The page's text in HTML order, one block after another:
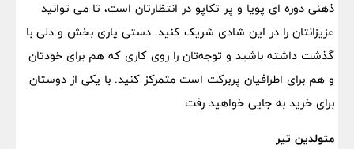
ذهنی دوره ای پویا و پر تکاپو در انتظارتان است، تا می توانید
عزیزانتان را در این شادی شریک کنید. دستی یاری بخش و دلی با
گذشت داشته باشید و توجه‌تان را روی کاری که هم برای خودتان
و هم برای اطرافیان پربرکت است متمرکز کنید. با یکی از دوستان
برای خرید به جایی خواهید رفت
متولدین تیر